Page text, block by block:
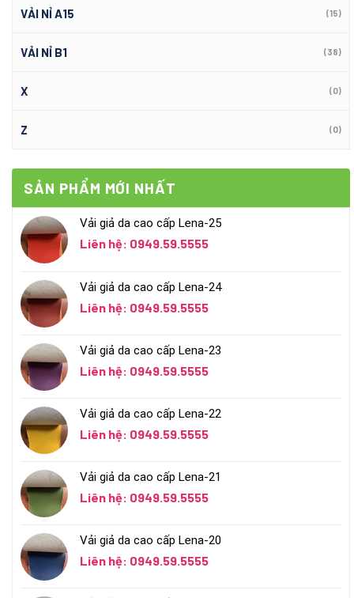
VẢI NỈ A15 (15)
VẢI NỈ B1 (38)
X (0)
Z (0)
SẢN PHẨM MỚI NHẤT
Vải giả da cao cấp Lena-25
Liên hệ: 0949.59.5555
Vải giả da cao cấp Lena-24
Liên hệ: 0949.59.5555
Vải giả da cao cấp Lena-23
Liên hệ: 0949.59.5555
Vải giả da cao cấp Lena-22
Liên hệ: 0949.59.5555
Vải giả da cao cấp Lena-21
Liên hệ: 0949.59.5555
Vải giả da cao cấp Lena-20
Liên hệ: 0949.59.5555